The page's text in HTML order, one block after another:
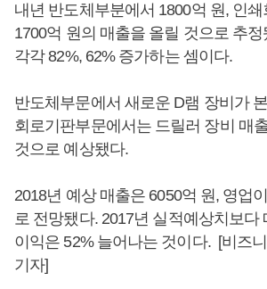
내년 반도체부분에서 1800억 원, 인
1700억 원의 매출을 올릴 것으로 추
각각 82%, 62% 증가하는 셈이다.
반도체부문에서 새로운 D램 장비가
회로기판부문에서는 드릴러 장비 매
것으로 예상됐다.
2018년 예상 매출은 6050억 원, 영업
로 전망됐다. 2017년 실적예상치보다
이익은 52% 늘어나는 것이다. [비즈
기자]